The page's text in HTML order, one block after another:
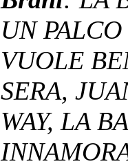
UN
VUOLE
SERA,
WAY, LA